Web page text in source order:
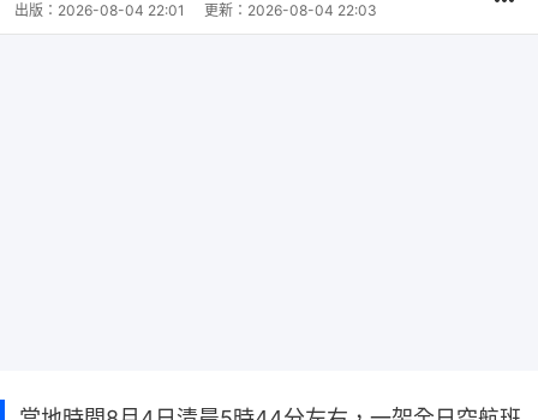
出版： 2026-08-04 22:01 更新： 2026-08-04 22:03